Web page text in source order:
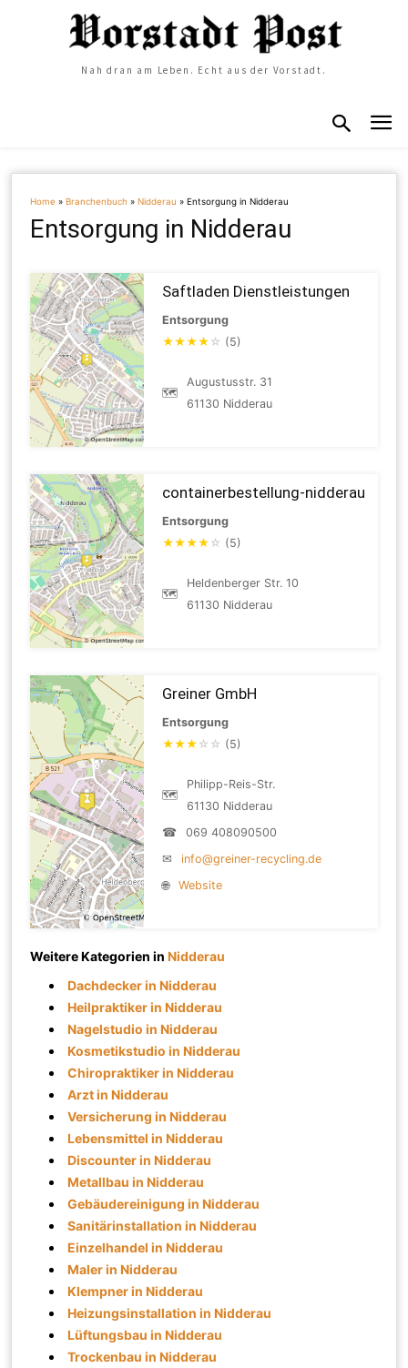
Nah dran am Leben. Echt aus der Vorstadt.
Home »Branchenbuch »Nidderau »Entsorgung in Nidderau
Entsorgung in Nidderau
Saftladen Dienstleistungen
Entsorgung
★★★★ ☆ (5)
🗺
Augustusstr. 31
61130 Nidderau
containerbestellung-nidderau
Entsorgung
★★★★ ☆ (5)
🗺
Heldenberger Str. 10
61130 Nidderau
Greiner GmbH
Entsorgung
★★★ ☆ ☆ (5)
🗺
Philipp-Reis-Str.
61130 Nidderau
☎
069 408090500
✉
info@greiner-recycling.de
🌐
Website
Weitere Kategorien inNidderau
Dachdecker in Nidderau
Heilpraktiker in Nidderau
Nagelstudio in Nidderau
Kosmetikstudio in Nidderau
Chiropraktiker in Nidderau
Arzt in Nidderau
Versicherung in Nidderau
Lebensmittel in Nidderau
Discounter in Nidderau
Metallbau in Nidderau
Gebäudereinigung in Nidderau
Sanitärinstallation in Nidderau
Einzelhandel in Nidderau
Maler in Nidderau
Klempner in Nidderau
Heizungsinstallation in Nidderau
Lüftungsbau in Nidderau
Trockenbau in Nidderau